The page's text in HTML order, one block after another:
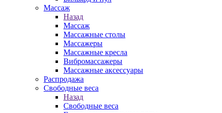
Массаж
Назад
Массаж
Массажные столы
Массажеры
Массажные кресла
Вибромассажеры
Массажные аксессуары
Распродажа
Свободные веса
Назад
Свободные веса